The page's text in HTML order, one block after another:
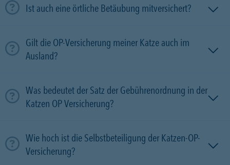
Ist auch eine örtliche Betäubung mitversichert?
Gilt die OP-Versicherung meiner Katze auch im
Ausland?
Was bedeutet der Satz der Gebührenordnung in der
Katzen OP Versicherung?
Wie hoch ist die Selbstbeteiligung der Katzen-OP-
Versicherung?